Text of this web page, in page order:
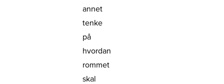
annet
tenke
på
hvordan
rommet
skal